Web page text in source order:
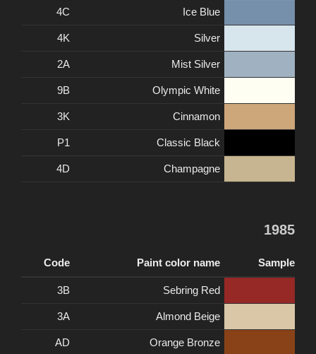
Ice Blue
4C
Silver
4K
Mist Silver
2A
Olympic White
9B
Cinnamon
3K
Classic Black
P1
Champagne
4D
1985
Sample
Paint color name
Code
Sebring Red
3B
Almond Beige
3A
Orange Bronze
AD